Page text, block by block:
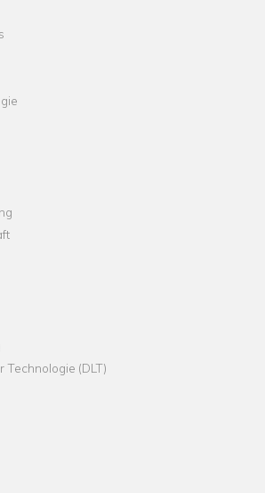
Technologie (DLT)